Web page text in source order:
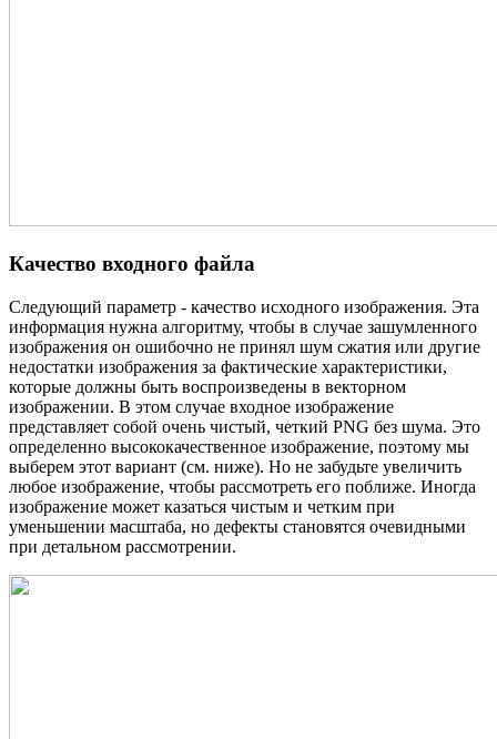
Качество входного файла
Следующий параметр - качество исходного изображения. Эта
информация нужна алгоритму, чтобы в случае зашумленного
изображения он ошибочно не принял шум сжатия или другие
недостатки изображения за фактические характеристики,
которые должны быть воспроизведены в векторном
изображении. В этом случае входное изображение
представляет собой очень чистый, четкий PNG без шума. Это
определенно высококачественное изображение, поэтому мы
выберем этот вариант (см. ниже). Но не забудьте увеличить
любое изображение, чтобы рассмотреть его поближе. Иногда
изображение может казаться чистым и четким при
уменьшении масштаба, но дефекты становятся очевидными
при детальном рассмотрении.